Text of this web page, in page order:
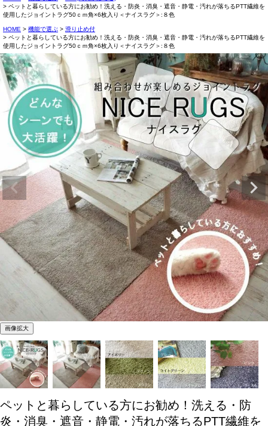
ペットと暮らしている方にお勧め！洗える・防炎・消臭・遮音・静電・汚れが落ちるPTT繊維を
使用したジョイントラグ50ｃｍ角×6枚入り＜ナイスラグ＞:８色
HOME 機能で選ぶ
滑り止め付
ペットと暮らしている方にお勧め！洗える・防炎・消臭・遮音・静電・汚れが落ちるPTT繊維を
使用したジョイントラグ50ｃｍ角×6枚入り＜ナイスラグ＞:８色
画像拡大
ペットと暮らしている方にお勧め！洗える・防
炎・消臭・遮音・静電・汚れが落ちるPTT繊維を